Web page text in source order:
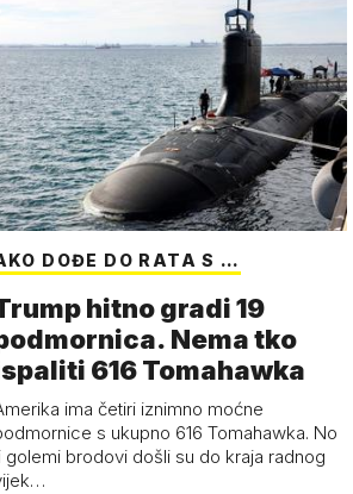
DOĐE DO RATA S …
hitno gradi 19
Nema tko
616 Tomahawka
ima četiri iznimno moćne
s ukupno 616 Tomahawka. No
golemi brodovi došli su do kraja radnog